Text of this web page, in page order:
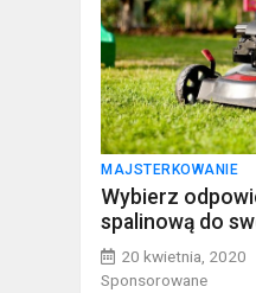
MAJSTERKOWANIE
Wybierz
spalinową do
20 kwietnia, 2020
Sponsorowane